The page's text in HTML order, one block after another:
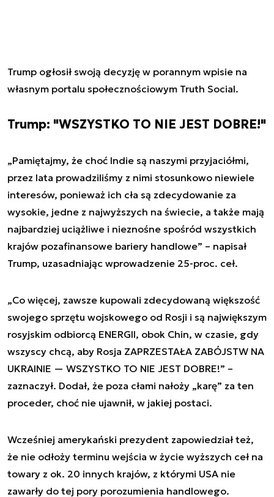
Trump ogłosił swoją decyzję w porannym wpisie na
własnym portalu społecznościowym Truth Social.
Trump: "WSZYSTKO TO NIE JEST DOBRE!"
„Pamiętajmy, że choć Indie są naszymi przyjaciółmi,
przez lata prowadziliśmy z nimi stosunkowo niewiele
interesów, ponieważ ich cła są zdecydowanie za
wysokie, jedne z najwyższych na świecie, a także mają
najbardziej uciążliwe i nieznośne spośród wszystkich
krajów pozafinansowe bariery handlowe” – napisał
Trump, uzasadniając wprowadzenie 25-proc. ceł.
„Co więcej, zawsze kupowali zdecydowaną większość
swojego sprzętu wojskowego od Rosji i są największym
rosyjskim odbiorcą ENERGII, obok Chin, w czasie, gdy
wszyscy chcą, aby Rosja ZAPRZESTAŁA ZABÓJSTW NA
UKRAINIE — WSZYSTKO TO NIE JEST DOBRE!” –
zaznaczył. Dodał, że poza cłami nałoży „karę” za ten
proceder, choć nie ujawnił, w jakiej postaci.
Wcześniej amerykański prezydent zapowiedział też,
że nie odłoży terminu wejścia w życie wyższych ceł na
towary z ok. 20 innych krajów, z którymi USA nie
zawarły do tej pory porozumienia handlowego.